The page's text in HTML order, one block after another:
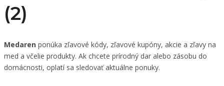
(2)
Medaren ponúka zľavové kódy, zľavové kupóny, akcie a zľavy na
med a včelie produkty. Ak chcete prírodný dar alebo zásobu do
domácnosti, oplatí sa sledovať aktuálne ponuky.